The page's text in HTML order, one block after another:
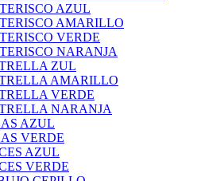
AZUL
AMARILLO
VERDE
NARANJA
ZUL
AMARILLO
VERDE
NARANJA
AZUL
VERDE
AZUL
VERDE